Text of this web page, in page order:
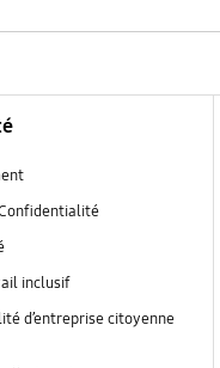
inclusif
d’entreprise citoyenne